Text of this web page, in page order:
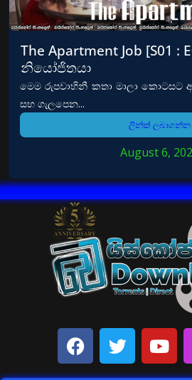
The Apartment Job [S01
නියෝජිතයා
මෙම රුපවාහිනී කතා මාලා කොටසට
සහ ගැලපෙන...
ලින්ක් ලබාගන්න
August 6,